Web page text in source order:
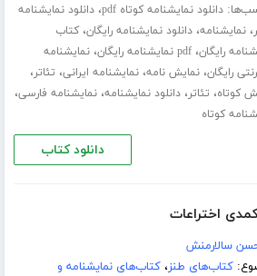
دانلود نمایشنامه کوتاه pdf ،دانلود نمایشنامه
،نمایشنامه،دانلود نمایشنامه رایگان،کتاب
رایگان،pdf نمایشنامه رایگان ،نمایشنامه
رایگان،نمایش نامه،نمایشنامه ایرانی، تئاتر،
کوتاه، تئاتر،دانلود نمایشنامه،نمایشنامه فارسی،
کوتاه
دانلود کتاب
اختراعات
سالارمنش
کتاب‌های طنز،کتاب‌های نمایشنامه و